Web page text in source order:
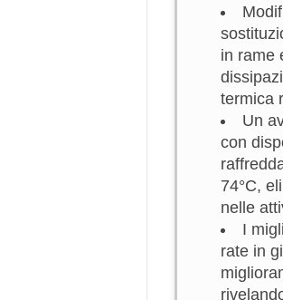
in rame
termica
Un
con
74°C,
nelle
I
rate in